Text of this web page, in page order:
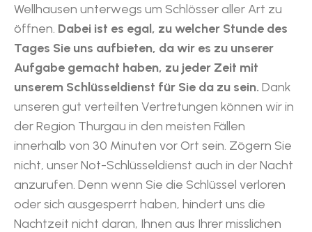
Wellhausen unterwegs um Schlösser aller Art zu
öffnen. Dabei ist es egal, zu welcher Stunde des
Tages Sie uns aufbieten, da wir es zu unserer
Aufgabe gemacht haben, zu jeder Zeit mit
unserem Schlüsseldienst für Sie da zu sein. Dank
unseren gut verteilten Vertretungen können wir in
der Region Thurgau in den meisten Fällen
innerhalb von 30 Minuten vor Ort sein. Zögern Sie
nicht, unser Not-Schlüsseldienst auch in der Nacht
anzurufen. Denn wenn Sie die Schlüssel verloren
oder sich ausgesperrt haben, hindert uns die
Nachtzeit nicht daran, Ihnen aus Ihrer misslichen